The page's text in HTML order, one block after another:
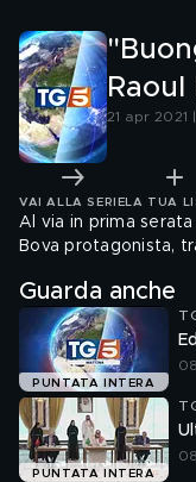
Raoul
21 apr 2021
VAI ALLA SERIE LA TUA
Al via in prima serata
Bova protagonista,
Guarda anche
PUNTATA INTERA
PUNTATA INTERA